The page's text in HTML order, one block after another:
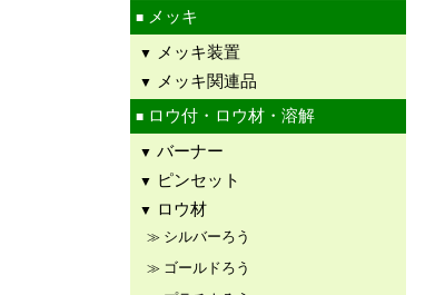
メッキ
メッキ装置
メッキ関連品
ロウ付・ロウ材・溶解
バーナー
ピンセット
ロウ材
シルバーろう
ゴールドろう